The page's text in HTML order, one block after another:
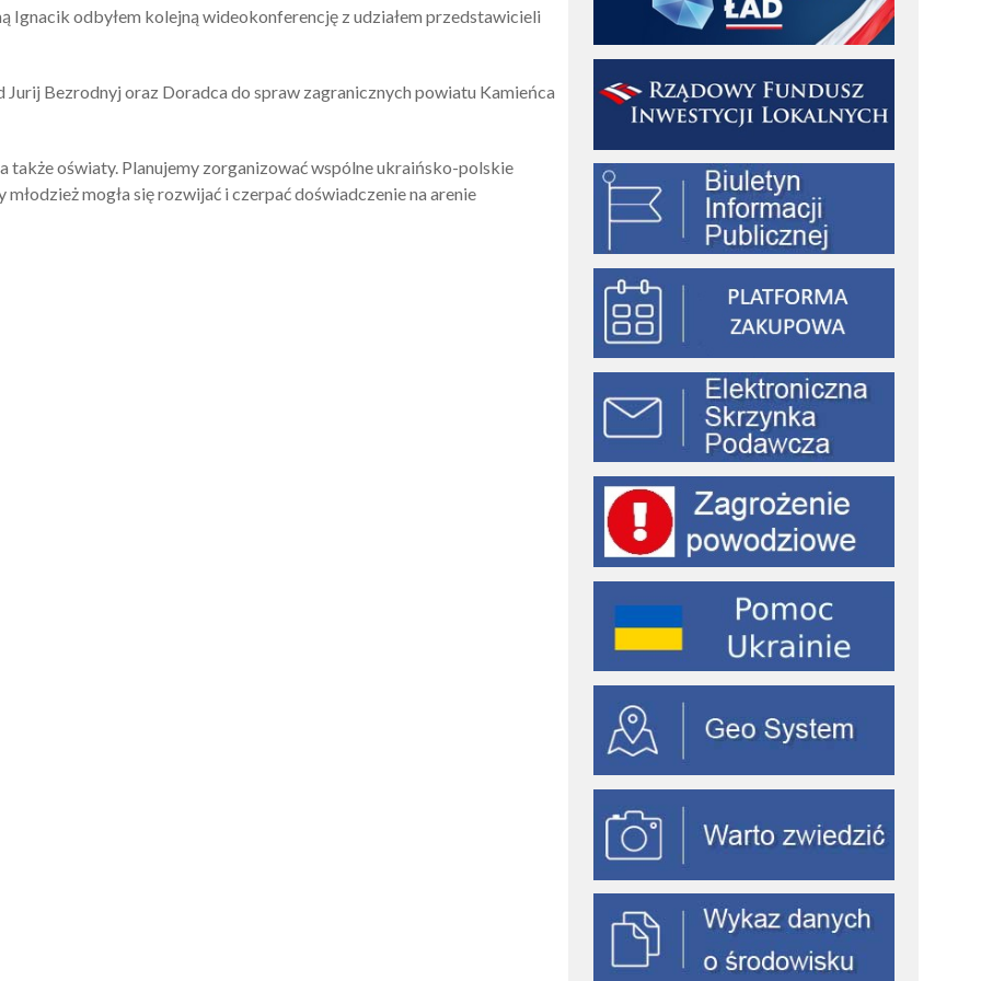
odbyłem kolejną wideokonferencję z udziałem przedstawicieli
Bezrodnyj oraz Doradca do spraw zagranicznych powiatu Kamieńca
także oświaty. Planujemy zorganizować wspólne ukraińsko-polskie
mogła się rozwijać i czerpać doświadczenie na arenie